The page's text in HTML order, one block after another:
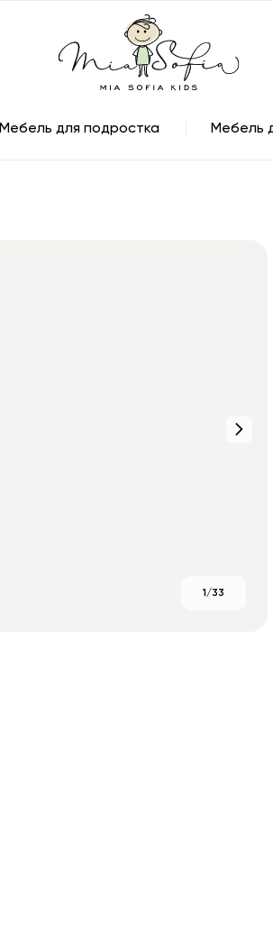
Мебель для подростка Мебель
1/33